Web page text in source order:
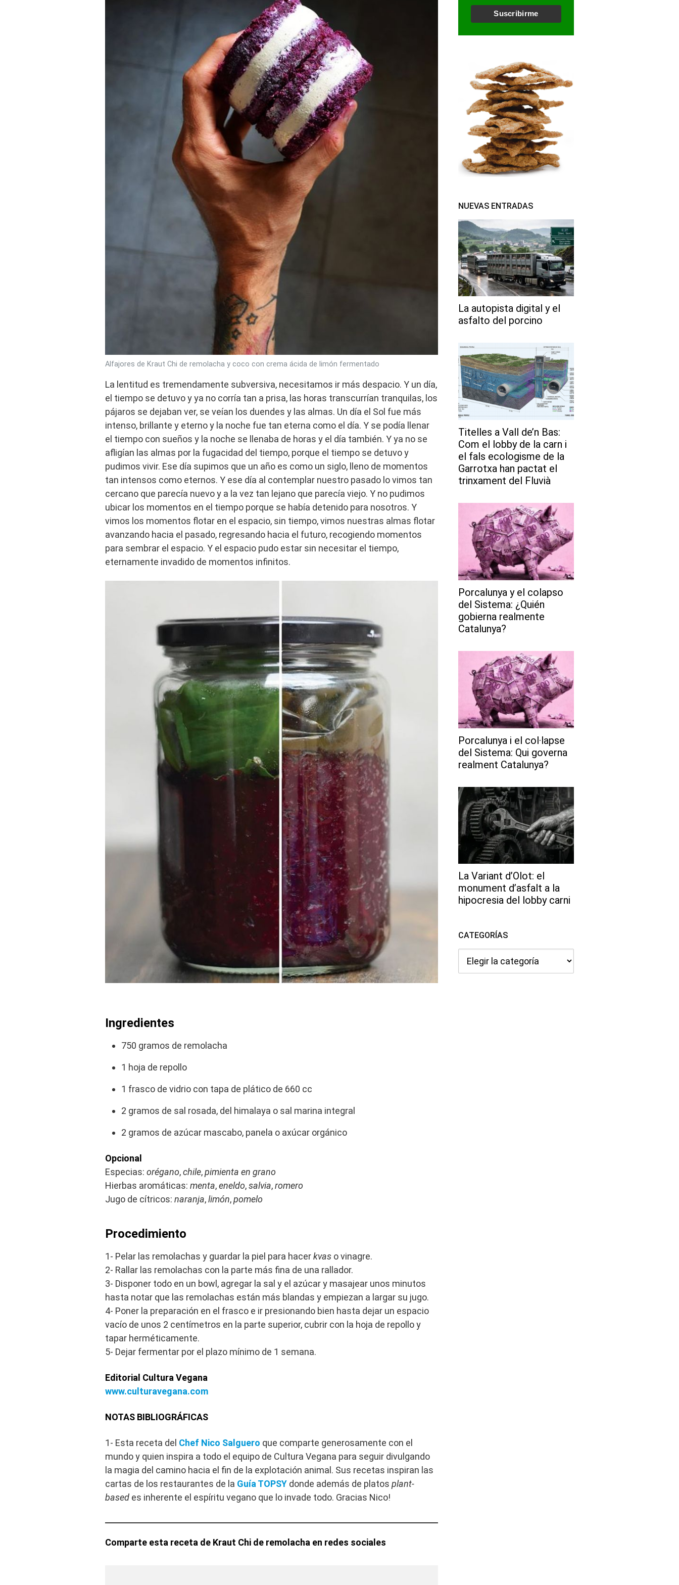
Alfajores de Kraut Chi de remolacha y coco con crema ácida de limón fermentado
La lentitud es tremendamente subversiva, necesitamos ir más despacio. Y un día,
el tiempo se detuvo y ya no corría tan a prisa, las horas transcurrían tranquilas, los
pájaros se dejaban ver, se veían los duendes y las almas. Un día el Sol fue más
intenso, brillante y eterno y la noche fue tan eterna como el día. Y se podía llenar
el tiempo con sueños y la noche se llenaba de horas y el día también. Y ya no se
afligían las almas por la fugacidad del tiempo, porque el tiempo se detuvo y
pudimos vivir. Ese día supimos que un año es como un siglo, lleno de momentos
tan intensos como eternos. Y ese día al contemplar nuestro pasado lo vimos tan
cercano que parecía nuevo y a la vez tan lejano que parecía viejo. Y no pudimos
ubicar los momentos en el tiempo porque se había detenido para nosotros. Y
vimos los momentos flotar en el espacio, sin tiempo, vimos nuestras almas flotar
avanzando hacia el pasado, regresando hacia el futuro, recogiendo momentos
para sembrar el espacio. Y el espacio pudo estar sin necesitar el tiempo,
eternamente invadido de momentos infinitos.
Ingredientes
750 gramos de remolacha
1 hoja de repollo
1 frasco de vidrio con tapa de plático de 660 cc
2 gramos de sal rosada, del himalaya o sal marina integral
2 gramos de azúcar mascabo, panela o axúcar orgánico
Opcional
Especias: orégano,chile,pimienta en grano
Hierbas aromáticas: menta,eneldo,salvia,romero
Jugo de cítricos: naranja,limón,pomelo
Procedimiento
1- Pelar las remolachas y guardar la piel para hacerkvas o vinagre.
2- Rallar las remolachas con la parte más fina de una rallador.
3- Disponer todo en un bowl, agregar la sal y el azúcar y masajear unos minutos
hasta notar que las remolachas están más blandas y empiezan a largar su jugo.
4- Poner la preparación en el frasco e ir presionando bien hasta dejar un espacio
vacío de unos 2 centímetros en la parte superior, cubrir con la hoja de repollo y
tapar herméticamente.
5- Dejar fermentar por el plazo mínimo de 1 semana.
Editorial Cultura Vegana
www.culturavegana.com
NOTAS BIBLIOGRÁFICAS
1- Esta receta del Chef Nico Salguero que comparte generosamente con el
mundo y quien inspira a todo el equipo de Cultura Vegana para seguir divulgando
la magia del camino hacia el fin de la explotación animal. Sus recetas inspiran las
cartas de los restaurantes de la Guía TOPSY donde además de platos plant-
based es inherente el espíritu vegano que lo invade todo. Gracias Nico!
Comparte esta receta de Kraut Chi de remolacha en redes sociales
Suscribirme
NUEVAS ENTRADAS
La autopista digital y el
asfalto del porcino
Titelles a Vall de’n Bas:
Com el lobby de la carn i
el fals ecologisme de la
Garrotxa han pactat el
trinxament del Fluvià
Porcalunya y el colapso
del Sistema: ¿Quién
gobierna realmente
Catalunya?
Porcalunya i el col·lapse
del Sistema: Qui governa
realment Catalunya?
La Variant d’Olot: el
monument d’asfalt a la
hipocresia del lobby carni
CATEGORÍAS